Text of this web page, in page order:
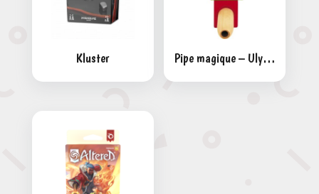
Kluster Pipe magique – Ulysse